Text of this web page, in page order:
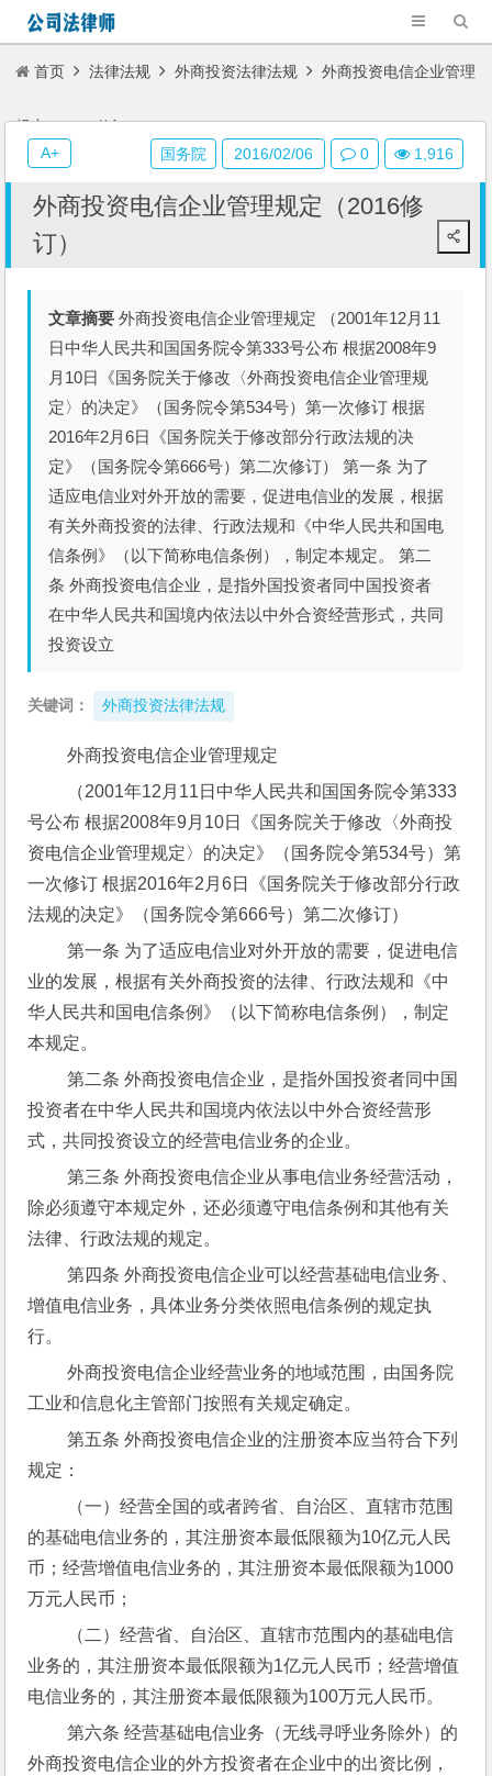
首页 法律法规 外商投资法律法规 外商投资电信企业管理
规定（2016修订）
外商投资电信企业管理规定（2016修
订）
文章摘要 外商投资电信企业管理规定 （2001年12月11
日中华人民共和国国务院令第333号公布 根据2008年9
月10日《国务院关于修改〈外商投资电信企业管理规
定〉的决定》（国务院令第534号）第一次修订 根据
2016年2月6日《国务院关于修改部分行政法规的决
定》（国务院令第666号）第二次修订） 第一条 为了
适应电信业对外开放的需要，促进电信业的发展，根据
有关外商投资的法律、行政法规和《中华人民共和国电
信条例》（以下简称电信条例），制定本规定。 第二
条 外商投资电信企业，是指外国投资者同中国投资者
在中华人民共和国境内依法以中外合资经营形式，共同
投资设立
关键词： 外商投资法律法规
外商投资电信企业管理规定
号公布 根据2008年9月10日《国务院关于修改〈外商投
资电信企业管理规定〉的决定》（国务院令第534号）第
一次修订 根据2016年2月6日《国务院关于修改部分行政
法规的决定》（国务院令第666号）第二次修订）
第一条 为了适应电信业对外开放的需要，促进电信
业的发展，根据有关外商投资的法律、行政法规和《中
华人民共和国电信条例》（以下简称电信条例），制定
本规定。
第二条 外商投资电信企业，是指外国投资者同中国
投资者在中华人民共和国境内依法以中外合资经营形
式，共同投资设立的经营电信业务的企业。
第三条 外商投资电信企业从事电信业务经营活动，
除必须遵守本规定外，还必须遵守电信条例和其他有关
法律、行政法规的规定。
第四条 外商投资电信企业可以经营基础电信业务、
增值电信业务，具体业务分类依照电信条例的规定执
行。
外商投资电信企业经营业务的地域范围，由国务院
工业和信息化主管部门按照有关规定确定。
第五条 外商投资电信企业的注册资本应当符合下列
规定：
的基础电信业务的，其注册资本最低限额为10亿元人民
币；经营增值电信业务的，其注册资本最低限额为1000
万元人民币；
业务的，其注册资本最低限额为1亿元人民币；经营增值
电信业务的，其注册资本最低限额为100万元人民币。
第六条 经营基础电信业务（无线寻呼业务除外）的
外商投资电信企业的外方投资者在企业中的出资比例，
国务院 2016/02/06 0 1,916
A+